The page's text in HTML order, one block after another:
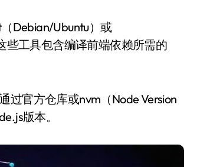
Debian/Ubuntu）或
些工具包含编译前端依赖所需的
过官方仓库或nvm（Node Version
版本。